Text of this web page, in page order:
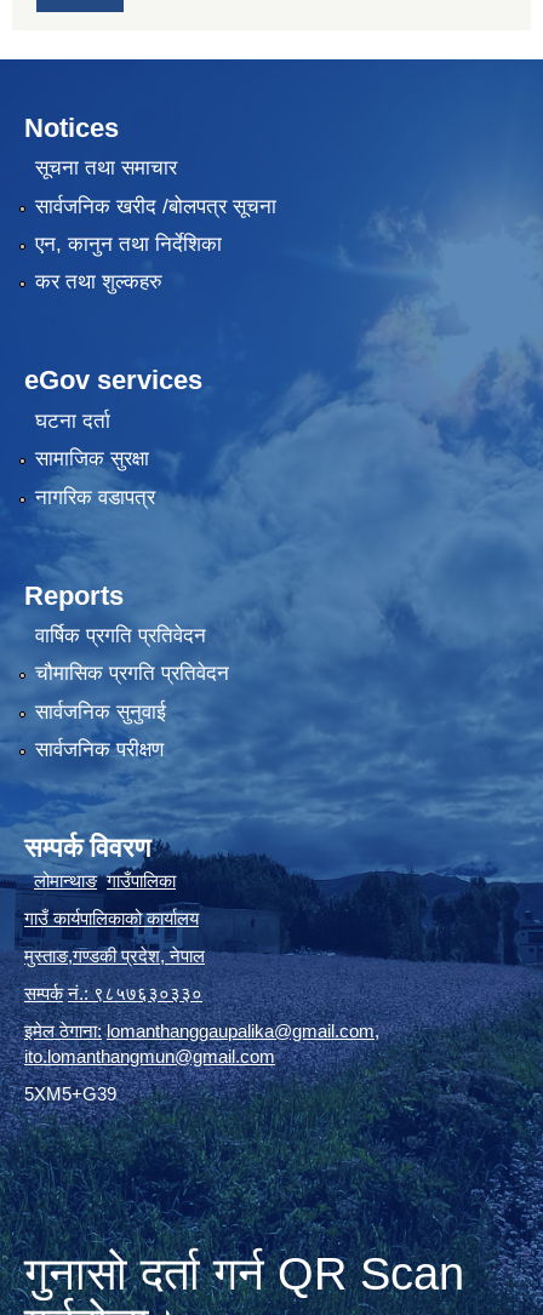
Notices
सूचना तथा समाचार
सार्वजनिक खरीद /बोलपत्र सूचना
एन, कानुन तथा निर्देशिका
कर तथा शुल्कहरु
eGov services
घटना दर्ता
सामाजिक सुरक्षा
नागरिक वडापत्र
Reports
वार्षिक प्रगति प्रतिवेदन
चौमासिक प्रगति प्रतिवेदन
सार्वजनिक सुनुवाई
सार्वजनिक परीक्षण
सम्पर्क विवरण
लोमान्थाङ गाउँपालिका
गाउँ कार्यपालिकाको कार्यालय
मुस्ताङ,गण्डकी प्रदेश,नेपाल
सम्पर्क नं.: ९८५७६३०३३०
इमेल ठेगाना: lomanthanggaupalika@gmail.com,
ito.lomanthangmun@gmail.com
5XM5+G39
गुनासो दर्ता गर्न QR Scan